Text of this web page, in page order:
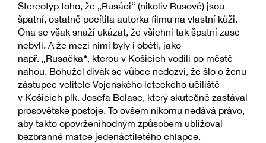
Stereotyp toho, že „Rusáci“ (nikoliv Rusové) jsou
špatní, ostatně pocítila autorka filmu na vlastní kůži.
Ona se však snaží ukázat, že všichni tak špatní zase
nebyli. A že mezi nimi byly i oběti, jako
např. „Rusačka“, kterou v Košicích vodili po městě
nahou. Bohužel divák se vůbec nedozví, že šlo o ženu
zástupce velitele Vojenského leteckého učiliště
v Košicích plk. Josefa Belase, který skutečně zastával
prosovětské postoje. To ovšem nikomu nedává právo,
aby takto opovrženíhodným způsobem ubližoval
bezbranné matce jedenáctiletého chlapce.